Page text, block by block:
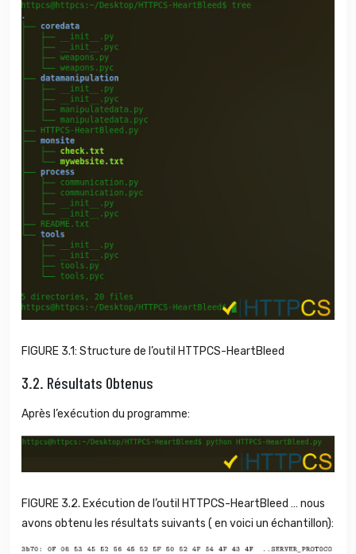
FIGURE 3.1: Structure de l’outil HTTPCS-HeartBleed
3.2. Résultats Obtenus
Après l’exécution du programme:
FIGURE 3.2. Exécution de l’outil HTTPCS-HeartBleed … nous
avons obtenu les résultats suivants ( en voici un échantillon):